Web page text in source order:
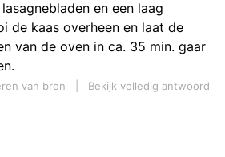
en een laag
de kaas overheen en laat de
van de oven in ca. 35 min. gaar
van bron
Bekijk volledig antwoord